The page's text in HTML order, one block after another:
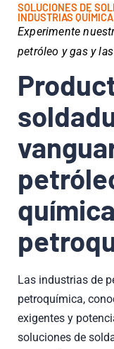
SOLUCIONES DE
INDUSTRIAS
Experimente
petróleo y gas y
Las industrias de
petroquímica,
exigentes y
soluciones de